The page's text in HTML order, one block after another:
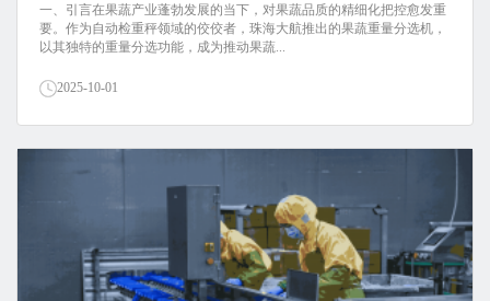
一、引言在果蔬产业蓬勃发展的当下，对果蔬品质的精细化把控愈发重
要。作为自动检重秤领域的佼佼者，珠海大航推出的果蔬重量分选机，
以其独特的重量分选功能，成为推动果蔬...
2025-10-01